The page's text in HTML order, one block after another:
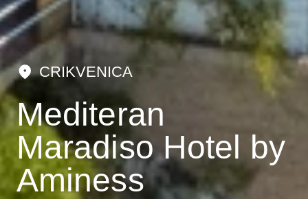
CRIKVENICA
Mediteran
Maradiso Hotel by
Aminess